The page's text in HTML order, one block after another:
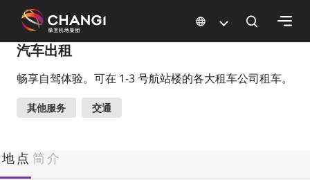
所
有
樟
网
站:
汽车出租
畅享自驾体验。可在 1-3 号航站楼的各大租车公司租车。
其他服务 交通
地点 简介